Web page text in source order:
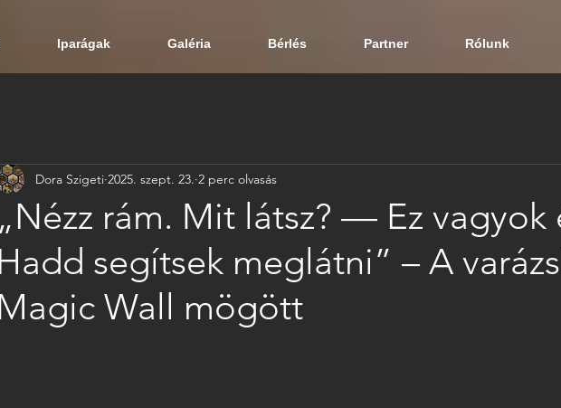
Iparágak Galéria Bérlés Partner Rólunk
„Nézz rám. Mit látsz? — Ez vagyok
segítsek meglátni” – A
Wall mögött
Dora Szigeti 2025. szept. 23. 2 perc olvasás